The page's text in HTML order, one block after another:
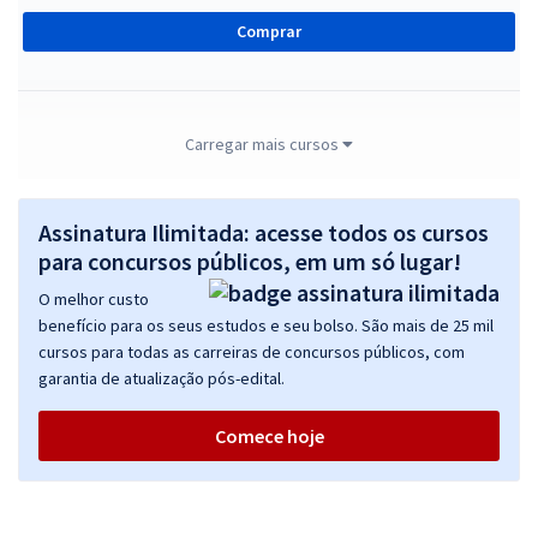
Comprar
TRF 5ª Região - Tribunal Regional Federal da 5ª Região -
R$ 295,84à vista
ou 12x de R$24,65
Economize R$ 73,96 (-20%)
Comprar
TRF 5ª Região - Tribunal Regional Federal da 5ª Região - Analista
Judiciário - Área - Administrativa
R$ 311,84à vista
Carregar mais cursos
Assinatura Ilimitada: acesse todos os cursos
para concursos públicos, em um só lugar!
O melhor custo
benefício para os seus estudos e seu bolso. São mais de 25 mil
cursos para todas as carreiras de concursos públicos, com
garantia de atualização pós-edital.
Comece hoje